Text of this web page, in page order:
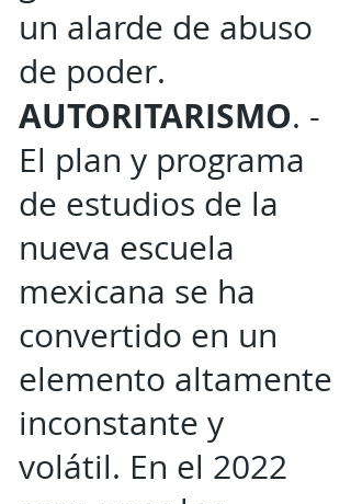
un alarde de abuso
de poder.
AUTORITARISMO. -
El plan y programa
de estudios de la
nueva escuela
mexicana se ha
convertido en un
elemento altamente
inconstante y
volátil. En el 2022